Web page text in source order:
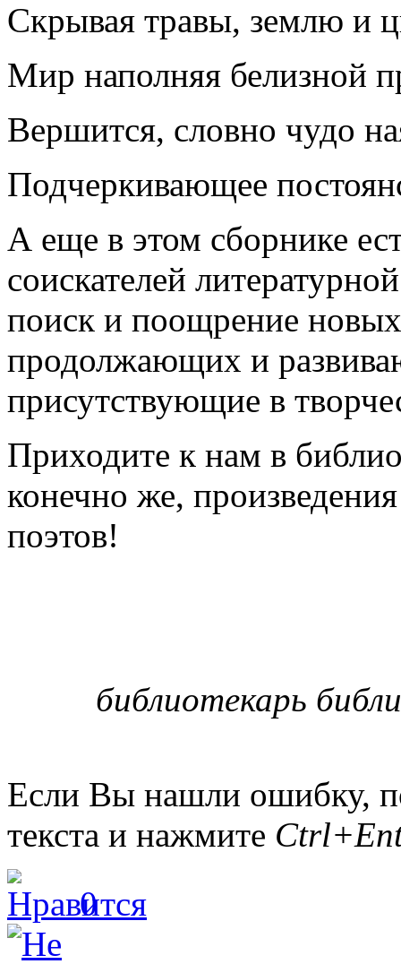
Скрывая травы, землю и
Мир наполняя белизной
Вершится, словно чудо
Подчеркивающее
А еще в этом сборнике
соискателей
поиск и поощрение
продолжающих и
присутствующие в
Приходите к нам в
конечно же,
поэтов!
библиотекарь
Если Вы нашли ошибку,
текста и нажмите
0